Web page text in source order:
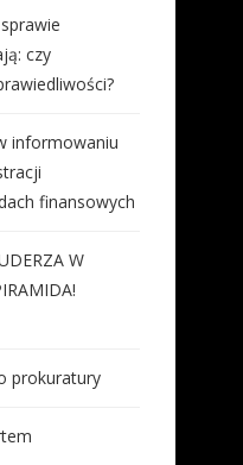
zrównoważonego rozwoju
czy
informowaniu
finansowych
W
prokuratury